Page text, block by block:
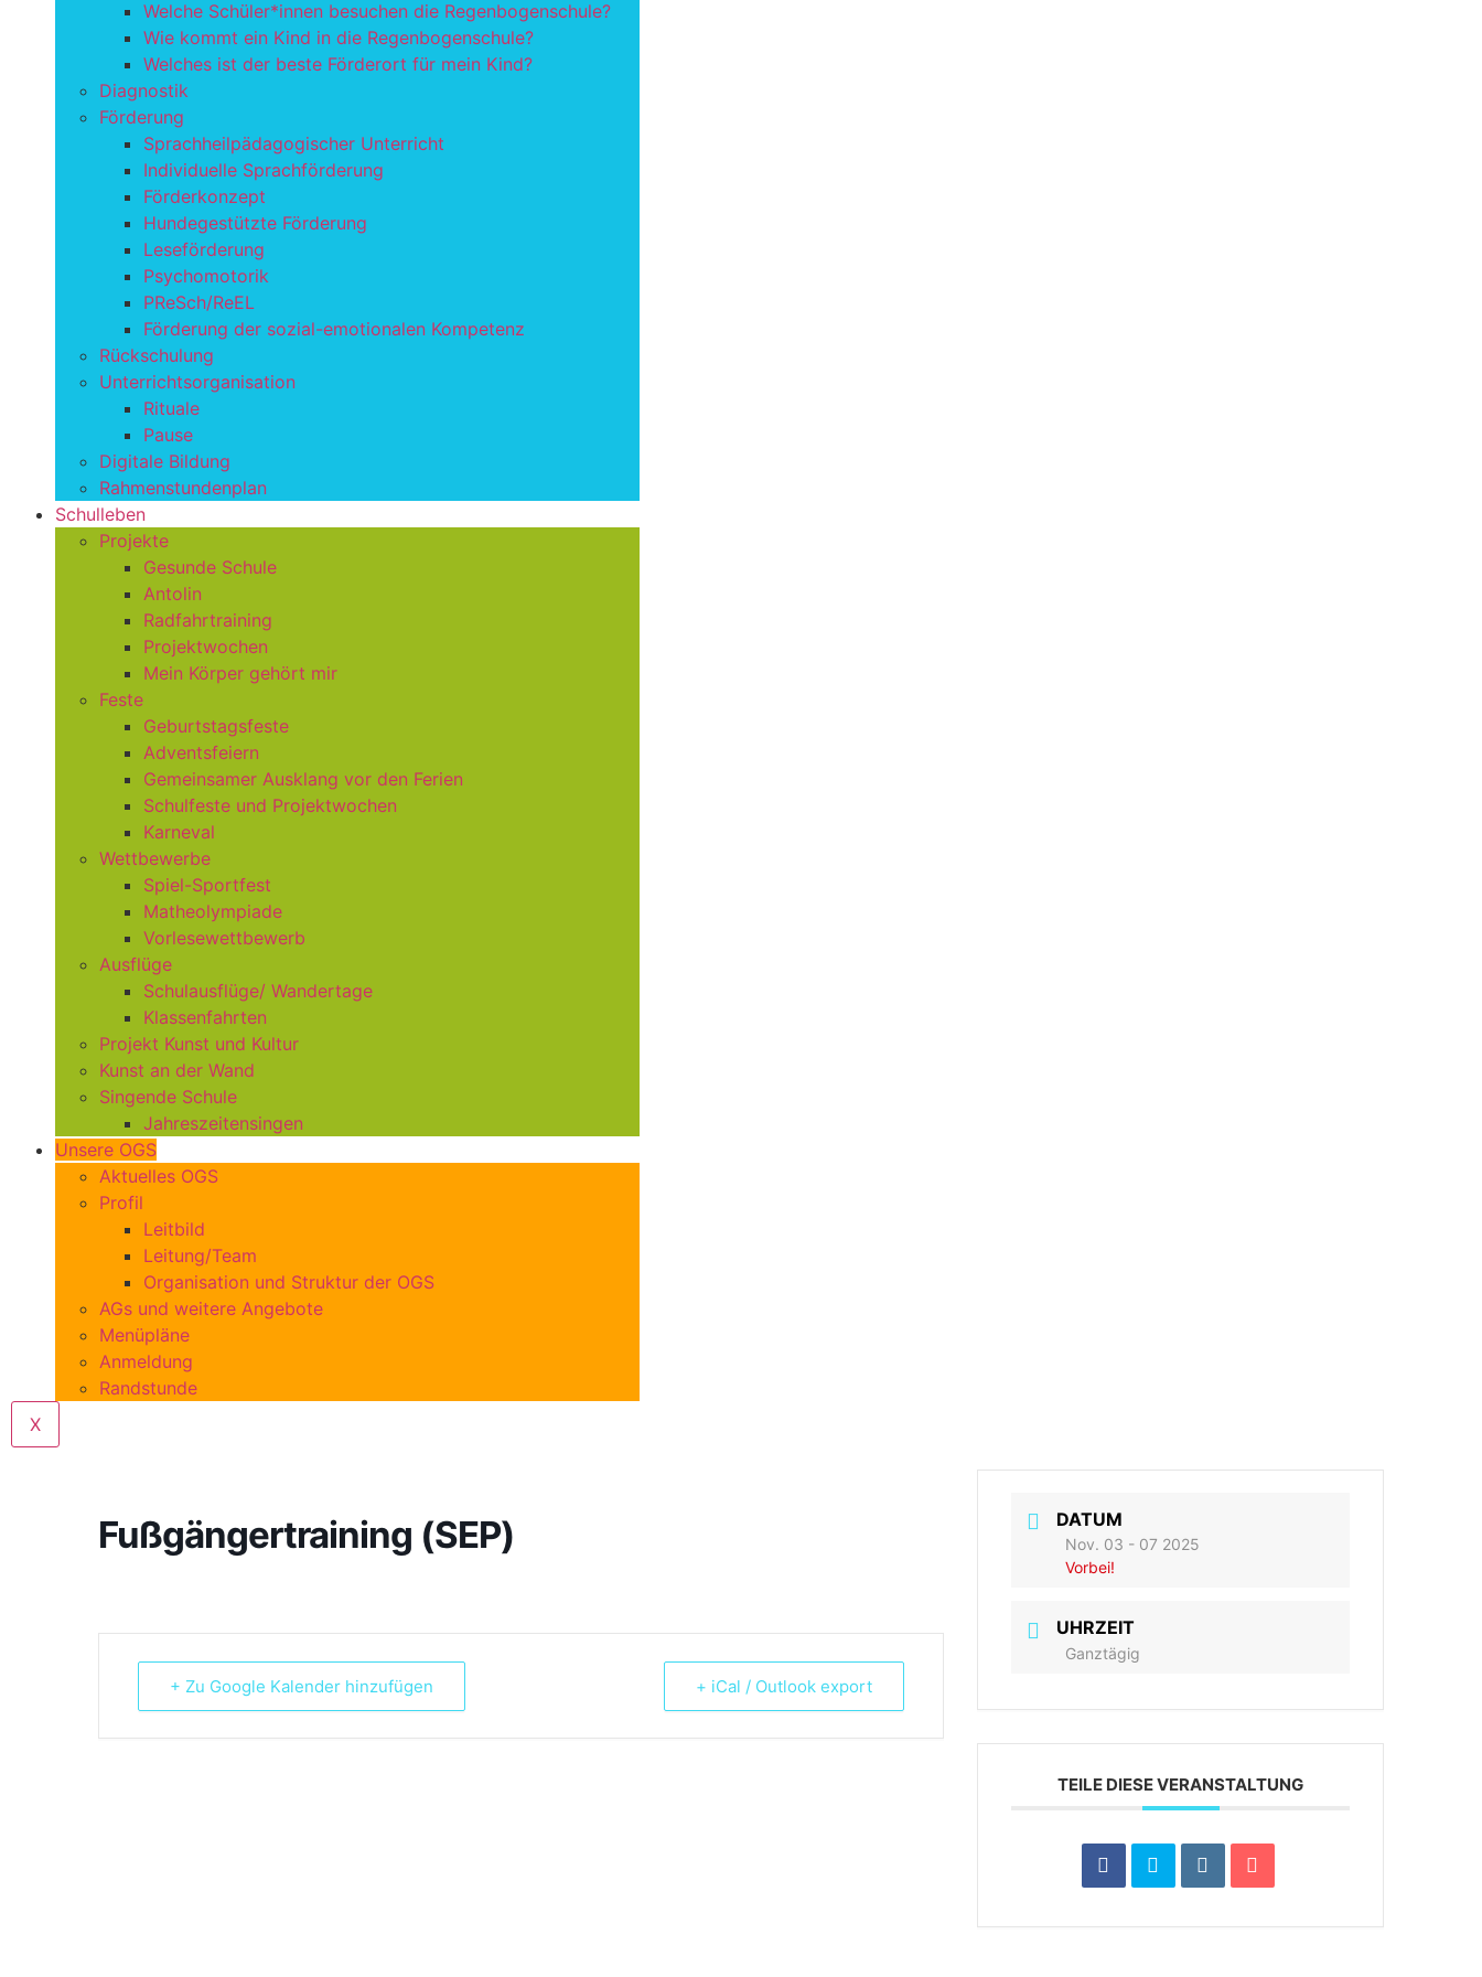
Welche Schüler*innen besuchen die Regenbogenschule?
Wie kommt ein Kind in die Regenbogenschule?
Welches ist der beste Förderort für mein Kind?
Diagnostik
Förderung
Sprachheilpädagogischer Unterricht
Individuelle Sprachförderung
Förderkonzept
Hundegestützte Förderung
Leseförderung
Psychomotorik
PReSch/ReEL
Förderung der sozial-emotionalen Kompetenz
Rückschulung
Unterrichtsorganisation
Rituale
Pause
Digitale Bildung
Rahmenstundenplan
Schulleben
Projekte
Gesunde Schule
Antolin
Radfahrtraining
Projektwochen
Mein Körper gehört mir
Feste
Geburtstagsfeste
Adventsfeiern
Gemeinsamer Ausklang vor den Ferien
Schulfeste und Projektwochen
Karneval
Wettbewerbe
Spiel-Sportfest
Matheolympiade
Vorlesewettbewerb
Ausflüge
Schulausflüge/ Wandertage
Klassenfahrten
Projekt Kunst und Kultur
Kunst an der Wand
Singende Schule
Jahreszeitensingen
Unsere OGS
Aktuelles OGS
Profil
Leitbild
Leitung/Team
Organisation und Struktur der OGS
AGs und weitere Angebote
Menüpläne
Anmeldung
Randstunde
X
Fußgängertraining (SEP)
+ Zu Google Kalender hinzufügen + iCal / Outlook export
DATUM
Nov. 03 - 07 2025
Vorbei!
UHRZEIT
Ganztägig
TEILE DIESE VERANSTALTUNG